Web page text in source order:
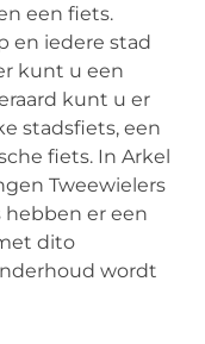
een fiets.
en iedere stad
kunt u een
kunt u er
stadsfiets, een
fiets. In Arkel
Tweewielers
er een
dito
wordt